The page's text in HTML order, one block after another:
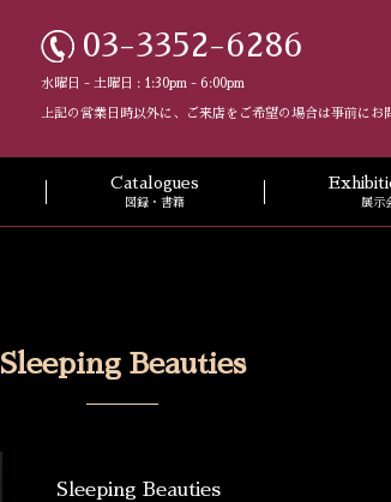
03-3352-6286
水曜日 - 土曜日 : 1:30pm - 6:00pm
上記の営業日時以外に、ご来店をご希望の場合は事前にお
Catalogues
図録・書籍 展示
Sleeping Beauties
Sleeping Beauties